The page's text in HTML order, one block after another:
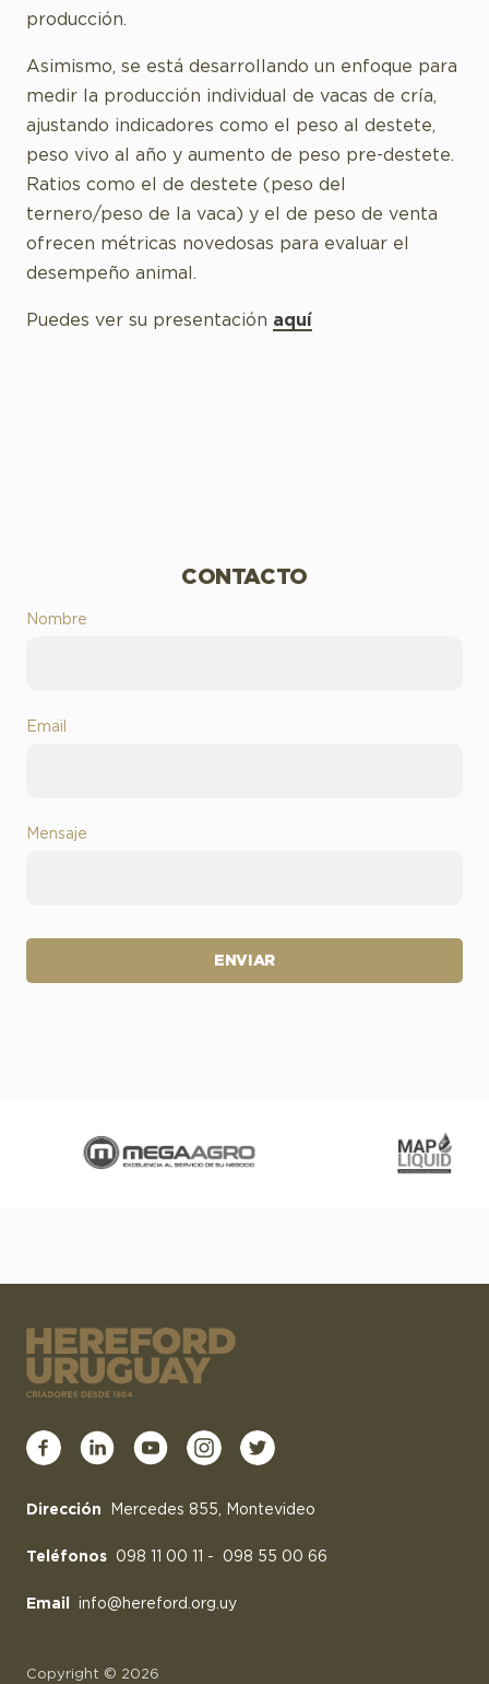
producción.
Asimismo, se está desarrollando un enfoque para
medir la producción individual de vacas de cría,
ajustando indicadores como el peso al destete,
peso vivo al año y aumento de peso pre-destete.
Ratios como el de destete (peso del
ternero/peso de la vaca) y el de peso de venta
ofrecen métricas novedosas para evaluar el
desempeño animal.
Puedes ver su presentación aquí
CONTACTO
Nombre
Email
Mensaje
ENVIAR
Dirección Mercedes 855, Montevideo
Teléfonos 098 11 00 11 - 098 55 00 66
Email info@hereford.org.uy
Copyright © 2026